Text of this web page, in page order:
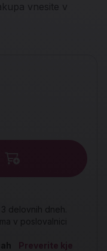
vnesite v
delovnih dneh.
v poslovalnici
Preverite kje